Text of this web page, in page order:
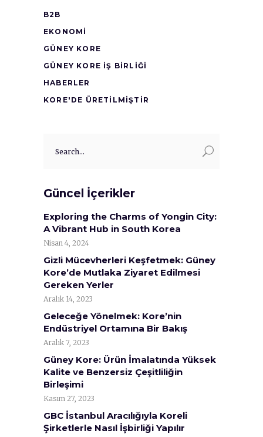
B2B
EKONOMI
GÜNEY KORE
GÜNEY KORE İŞ BİRLİĞİ
HABERLER
KORE'DE ÜRETİLMİŞTİR
for:
Güncel İçerikler
Exploring the Charms of Yongin City:
A Vibrant Hub in South Korea
Nisan 4, 2024
Gizli Mücevherleri Keşfetmek: Güney
Kore’de Mutlaka Ziyaret Edilmesi
Gereken Yerler
Aralık 14, 2023
Geleceğe Yönelmek: Kore’nin
Endüstriyel Ortamına Bir Bakış
Aralık 7, 2023
Güney Kore: Ürün İmalatında Yüksek
Kalite ve Benzersiz Çeşitliliğin
Birleşimi
Kasım 27, 2023
GBC İstanbul Aracılığıyla Koreli
Şirketlerle Nasıl İşbirliği Yapılır